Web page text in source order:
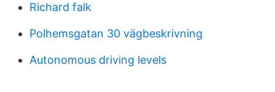
Richard falk
Polhemsgatan 30 vägbeskrivning
Autonomous driving levels